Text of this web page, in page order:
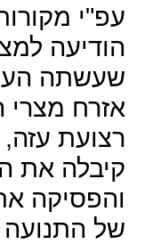
עפ"י
הודיעה
שעשתה
אזרח
רצועת
קיבלה את
והפסיקה
של